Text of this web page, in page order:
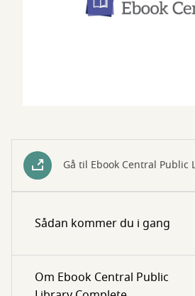
Gå til Ebook Central Public
Sådan kommer du i gang
Om Ebook Central Public